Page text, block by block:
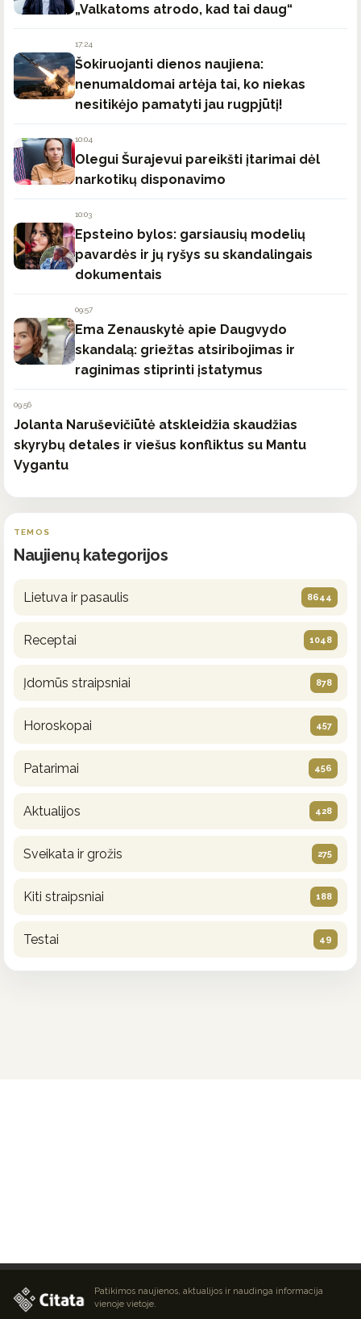
„Valkatoms atrodo, kad tai daug“
17:24
Šokiruojanti dienos naujiena:
nenumaldomai artėja tai, ko niekas
nesitikėjo pamatyti jau rugpjūtį!
10:04
Olegui Šurajevui pareikšti įtarimai dėl
narkotikų disponavimo
10:03
Epsteino bylos: garsiausių modelių
pavardės ir jų ryšys su skandalingais
dokumentais
09:57
Ema Zenauskytė apie Daugvydo
skandalą: griežtas atsiribojimas ir
raginimas stiprinti įstatymus
09:56
Jolanta Naruševičiūtė atskleidžia skaudžias
skyrybų detales ir viešus konfliktus su Mantu
Vygantu
TEMOS
Naujienų kategorijos
Lietuva ir pasaulis 8644
Receptai 1048
Įdomūs straipsniai 878
Horoskopai 457
Patarimai 456
Aktualijos 428
Sveikata ir grožis 275
Kiti straipsniai 188
Testai 49
Patikimos naujienos, aktualijos ir naudinga informacija
vienoje vietoje.